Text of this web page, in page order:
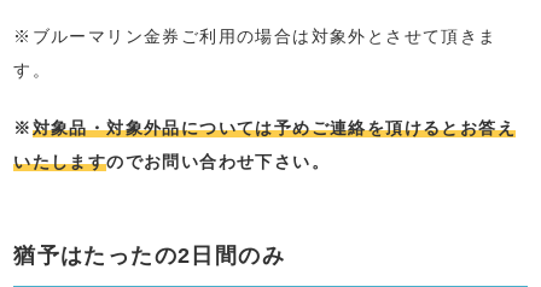
※ブルーマリン金券ご利用の場合は対象外とさせて頂きま
す。
※対象品・対象外品については予めご連絡を頂けるとお答え
いたしますのでお問い合わせ下さい。
猶予はたったの2日間のみ